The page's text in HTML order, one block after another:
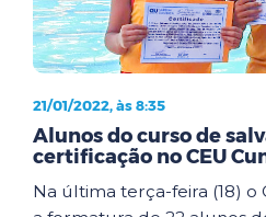
21/01/2022, às 8:35
Alunos do curso de
certificação no CEU
Na última terça-feira (18) o